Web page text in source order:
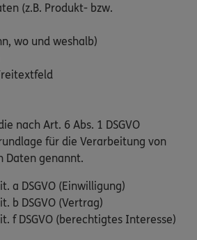
(z.B. Produkt- bzw.
wo und weshalb)
nach Art. 6 Abs. 1 DSGVO
für die Verarbeitung von
Daten genannt.
a DSGVO (Einwilligung)
b DSGVO (Vertrag)
f DSGVO (berechtigtes Interesse)